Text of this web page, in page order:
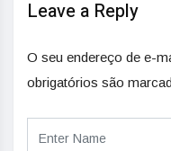
Leave a Reply
O seu endereço de e-
obrigatórios são